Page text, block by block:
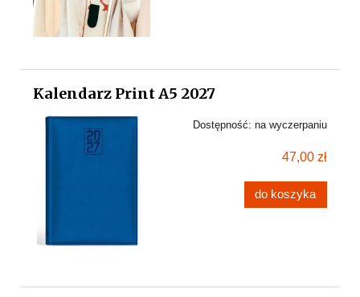
Kalendarz Print A5 2027
Dostępność: na wyczerpaniu
47,00 zł
do koszyka